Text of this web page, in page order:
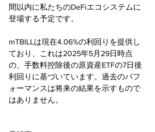
間以内に私たちのDeFiエコシステムに
登場する予定です。
mTBILLは現在4.06%の利回りを提供し
ており、これは2025年5月29日時点
の、手数料控除後の原資産ETFの7日後
利回りに基づいています。過去のパフ
ォーマンスは将来の結果を示すもので
はありません。